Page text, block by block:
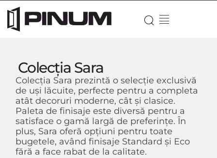
Colecția Sara
Colecția Sara prezintă o selecție exclusivă
de uși lăcuite, perfecte pentru a completa
atât decoruri moderne, câtșiclasice.
Paleta de finisaje este diversă pentru a
satisface o gamă largă de preferințe. În
plus, Sara oferă opțiuni pentru toate
bugetele, având finisaje Standard și Eco
fără a face rabat de la calitate.